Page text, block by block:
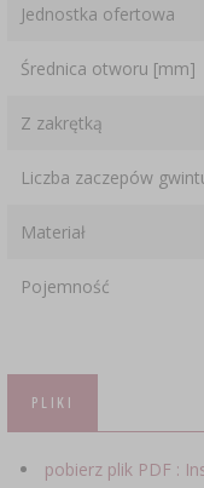
Jednostka ofertowa
Średnica otworu [mm]
Z zakrętką
Liczba zaczepów
Materiał
Pojemność
PLIKI
pobierz plik PDF :